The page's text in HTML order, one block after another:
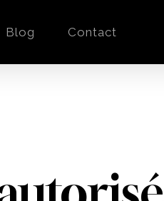
Blog Contact